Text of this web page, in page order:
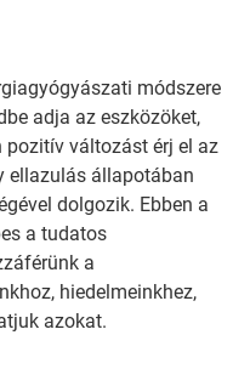
módszere
adja az eszközöket,
pozitív változást érj el az
ellazulás állapotában
dolgozik. Ebben a
a tudatos
a
hiedelmeinkhez,
azokat.